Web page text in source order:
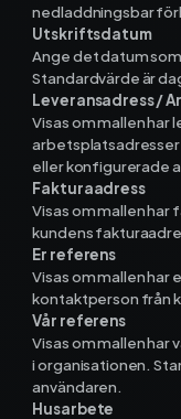
nedladdningsbar
Utskriftsdatum
Ange det datum
Standardvärde är
Leveransadress /
Visas om mallen har
eller konfigurerade
Fakturaadress
Visas om mallen har
kundens
Er referens
Visas om mallen har
kontaktperson från
Vår referens
Visas om mallen har
i organisationen.
användaren.
Husarbete